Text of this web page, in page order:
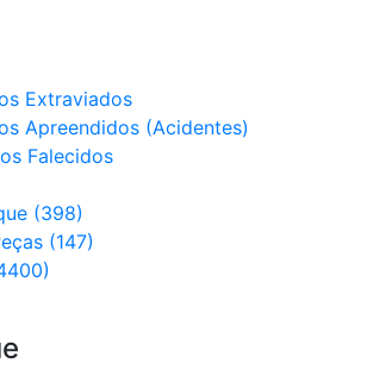
Extraviados
Apreendidos (Acidentes)
Falecidos
(398)
(147)